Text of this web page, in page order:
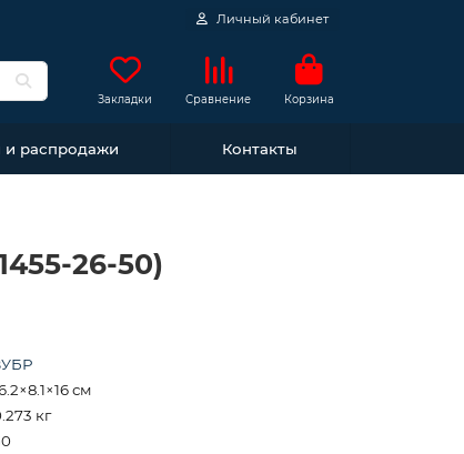
Личный кабинет
Закладки Сравнение Корзина
и распродажи Контакты
26-50)
см
кг